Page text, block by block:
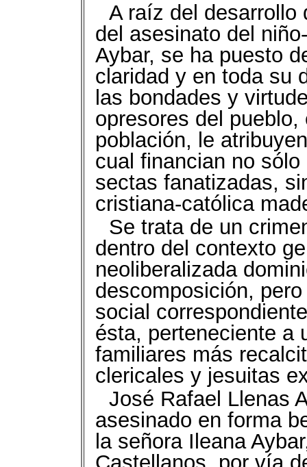
A raíz del desarrollo
del asesinato del
Aybar, se ha puesto
claridad y en toda su
las bondades y
opresores del
población, le
cual financian no
sectas fanatizadas,
cristiana-católica
Se trata de un
dentro del contexto
neoliberalizada
descomposición,
social
ésta, perteneciente a
familiares más
clericales y jesuitas
José Rafael Llenas
asesinado en forma
la señora Ileana